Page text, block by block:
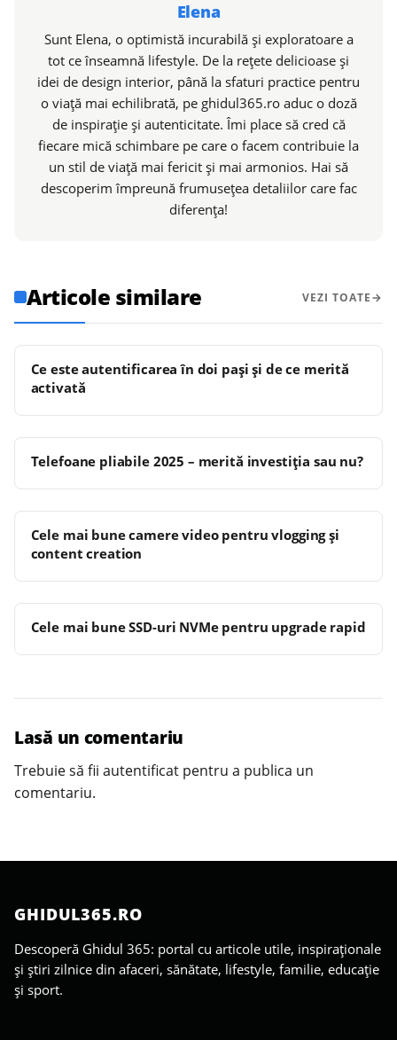
Elena
Sunt Elena, o optimistă incurabilă și exploratoare a
tot ce înseamnă lifestyle. De la rețete delicioase și
idei de design interior, până la sfaturi practice pentru
o viață mai echilibrată, pe ghidul365.ro aduc o doză
de inspirație și autenticitate. Îmi place să cred că
fiecare mică schimbare pe care o facem contribuie la
un stil de viață mai fericit și mai armonios. Hai să
descoperim împreună frumusețea detaliilor care fac
diferența!
Articole similare VEZI TOATE
Ce este autentificarea în doi pași și de ce merită
activată
Telefoane pliabile 2025 – merită investiția sau nu?
Cele mai bune camere video pentru vlogging și
content creation
Cele mai bune SSD-uri NVMe pentru upgrade rapid
Lasă un comentariu
Trebuie să fii autentificat pentru a publica un
comentariu.
GHIDUL365.RO
Descoperă Ghidul 365: portal cu articole utile, inspiraționale
și știri zilnice din afaceri, sănătate, lifestyle, familie, educație
și sport.